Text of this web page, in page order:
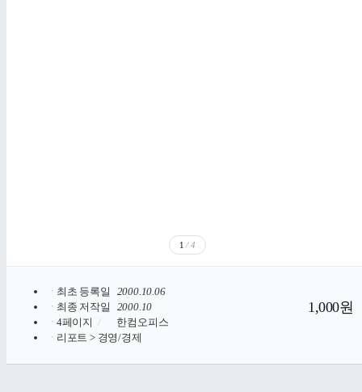
1 / 4
ㆍ 최초 등록일
2000.10.06
ㆍ 최종 저작일
2000.10
ㆍ 4페이지 /
한컴오피스
ㆍ 리포트 > 경영/경제
1,000원